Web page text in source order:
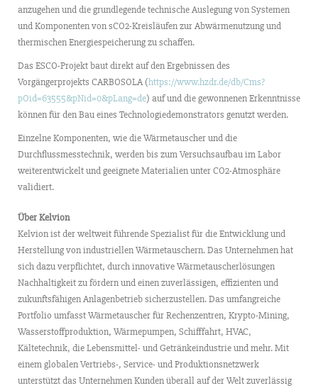
anzugehen und die grundlegende technische Auslegung von Systemen
und Komponenten von sCO2-Kreisläufen zur Abwärmenutzung und
thermischen Energiespeicherung zu schaffen.
Das ESCO-Projekt baut direkt auf den Ergebnissen des
Vorgängerprojekts CARBOSOLA (https://www.hzdr.de/db/Cms?
pOid=63555&pNid=0&pLang=de) auf und die gewonnenen Erkenntnisse
können für den Bau eines Technologiedemonstrators genutzt werden.
Einzelne Komponenten, wie die Wärmetauscher und die
Durchflussmesstechnik, werden bis zum Versuchsaufbau im Labor
weiterentwickelt und geeignete Materialien unter CO2-Atmosphäre
validiert.
Über Kelvion
Kelvion ist der weltweit führende Spezialist für die Entwicklung und
Herstellung von industriellen Wärmetauschern. Das Unternehmen hat
sich dazu verpflichtet, durch innovative Wärmetauscherlösungen
Nachhaltigkeit zu fördern und einen zuverlässigen, effizienten und
zukunftsfähigen Anlagenbetrieb sicherzustellen. Das umfangreiche
Portfolio umfasst Wärmetauscher für Rechenzentren, Krypto-Mining,
Wasserstoffproduktion, Wärmepumpen, Schifffahrt, HVAC,
Kältetechnik, die Lebensmittel- und Getränkeindustrie und mehr. Mit
einem globalen Vertriebs-, Service- und Produktionsnetzwerk
unterstützt das Unternehmen Kunden überall auf der Welt zuverlässig